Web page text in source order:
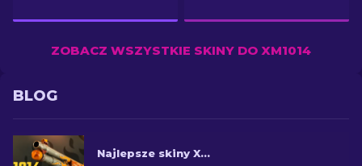
ZOBACZ WSZYSTKIE SKINY DO XM1014
BLOG
Najlepsze skiny XM1014 w CS2 [2026]